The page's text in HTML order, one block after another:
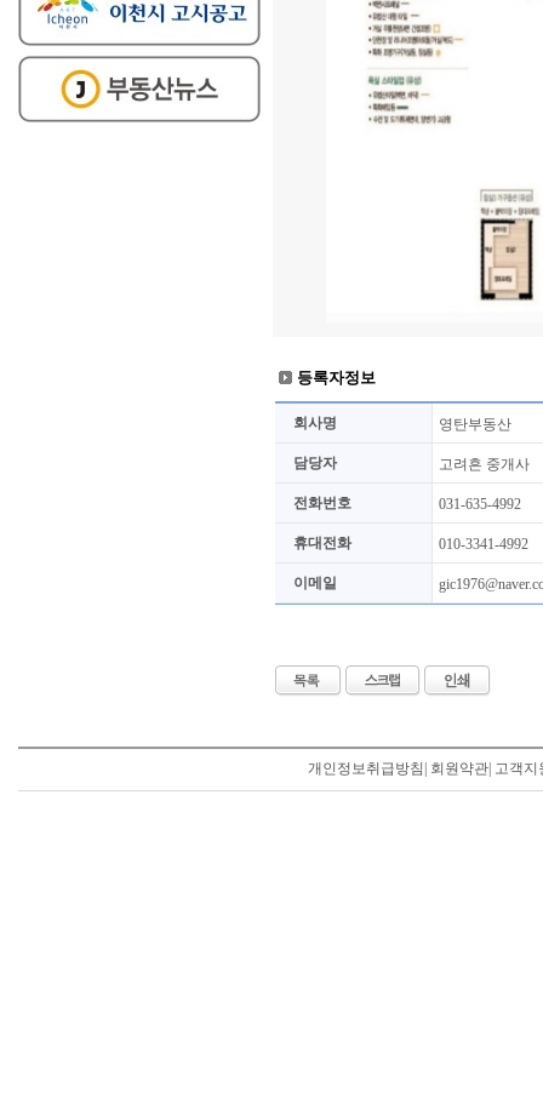
등록자정보
회사명 영탄부동산
담당자 고려흔 중개사
전화번호 031-635-4992
휴대전화 010-3341-4992
이메일
개인정보취급방침 회원약관| 고객지